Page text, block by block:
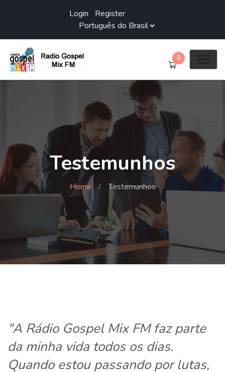
Login Register
0
Testemunhos
Home Testemunhos
"A Rádio Gospel Mix FM faz parte
da minha vida todos os dias.
Quando estou passando por lutas,